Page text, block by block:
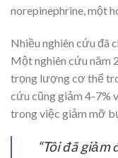
norepinephrine, một
Nhiều nghiên cứu đã
Một nghiên cứu năm
trọng lượng cơ thể
cứu cũng giảm 4-7%
trong việc giảm mỡ
“Tôi đã giảm